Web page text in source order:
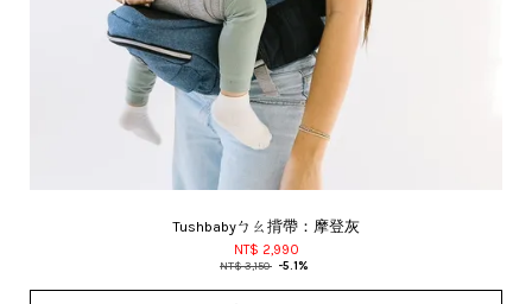
Tushbabyㄅㄠ揹帶：摩登灰
NT$ 2,990
NT$ 3,150 -5.1%